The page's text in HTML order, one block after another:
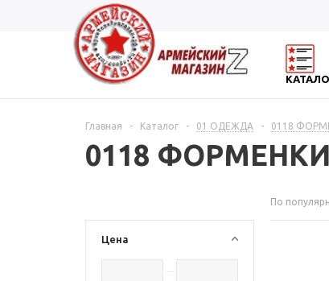
Главная - Каталог - 01 ОДЕЖДА - 0118
0118
Цена
По